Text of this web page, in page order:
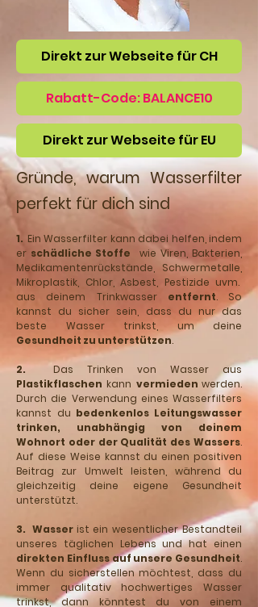
Direkt zur Webseite für CH
Rabatt-Code: BALANCE10
Direkt zur Webseite für EU
Gründe, warum Wasserfilter
perfekt für dich sind
1. Ein Wasserfilter kann dabei helfen, indem
er schädliche Stoffe wie Viren, Bakterien,
Medikamentenrückstände, Schwermetalle,
Mikroplastik, Chlor, Asbest, Pestizide uvm.
aus deinem Trinkwasser entfernt. So
kannst du sicher sein, dass du nur das
beste Wasser trinkst, um deine
Gesundheit zu unterstützen.
2. Das Trinken von Wasser aus
Plastikflaschen kann vermiedenwerden.
Durch die Verwendung eines Wasserfilters
kannst du bedenkenlos Leitungswasser
trinken, unabhängig von deinem
Wohnort oder der Qualität des Wassers.
Auf diese Weise kannst du einen positiven
Beitrag zur Umwelt leisten, während du
gleichzeitig deine eigene Gesundheit
unterstützt.
3. Wasser ist ein wesentlicher Bestandteil
unseres täglichen Lebens und hat einen
direkten Einfluss auf unsere Gesundheit.
Wenn du sicherstellen möchtest, dass du
immer qualitativ hochwertiges Wasser
trinkst, dann könntest du von einem